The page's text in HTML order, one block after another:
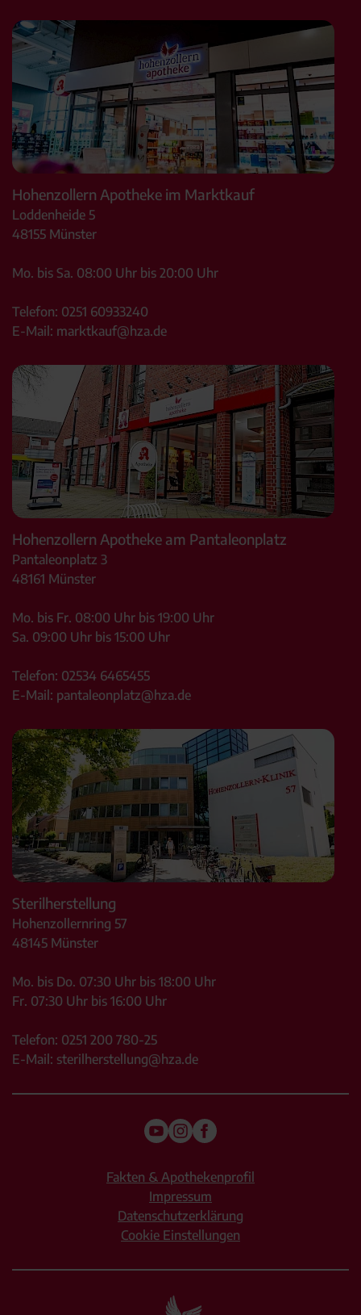
Hohenzollern Apotheke im Marktkauf
Loddenheide 5
48155 Münster
Mo. bis Sa. 08:00 Uhr bis 20:00 Uhr
Telefon: 0251 60933240
E-Mail: marktkauf@hza.de
Hohenzollern Apotheke am Pantaleonplatz
Pantaleonplatz 3
48161 Münster
Mo. bis Fr. 08:00 Uhr bis 19:00 Uhr
Sa. 09:00 Uhr bis 15:00 Uhr
Telefon: 02534 6465455
E-Mail: pantaleonplatz@hza.de
Sterilherstellung
Hohenzollernring 57
48145 Münster
Mo. bis Do. 07:30 Uhr bis 18:00 Uhr
Fr. 07:30 Uhr bis 16:00 Uhr
Telefon: 0251 200 780-25
E-Mail: sterilherstellung@hza.de
Fakten & Apothekenprofil
Impressum
Datenschutzerklärung
Cookie Einstellungen